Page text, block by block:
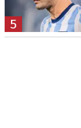
5